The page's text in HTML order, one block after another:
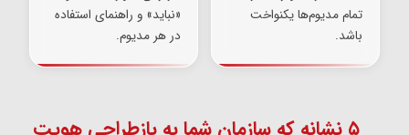
تمام مدیوم‌ها یکنواخت
باشد.
«نباید» و راهنمای استفاده
در هر مدیوم.